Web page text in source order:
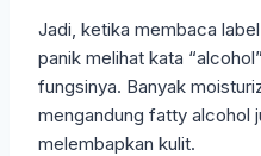
Jadi, ketika membaca
panik melihat kata
fungsinya. Banyak
mengandung fatty alcohol
melembapkan kulit.